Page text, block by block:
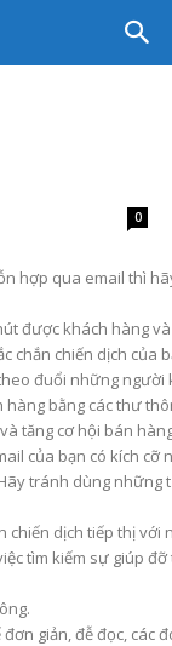
0
hợp qua email thì
được khách hàng
chắn chiến dịch của
đuổi những người
bằng các thư
tăng cơ hội bán
của bạn có kích cỡ
tránh dùng những
chiến dịch tiếp thị
tìm kiếm sự giúp
giản, đễ đọc, các